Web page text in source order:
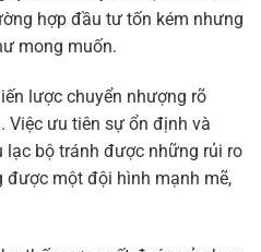
hợp đầu tư tốn kém nhưng
mong muốn.
lược chuyển nhượng rõ
Việc ưu tiên sự ổn định và
lạc bộ tránh được những rủi ro
được một đội hình mạnh mẽ,